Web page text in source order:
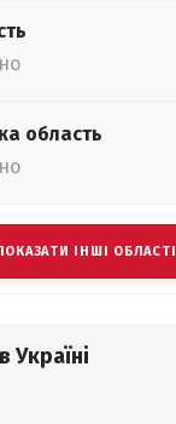
область
ІНШІ ОБЛАСТІ
Україні